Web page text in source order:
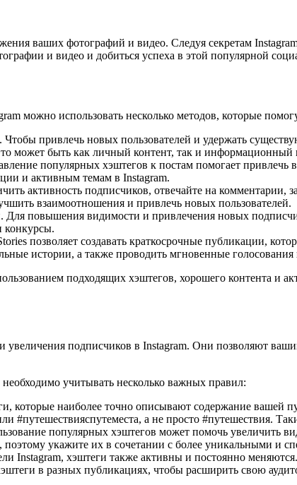
ваших фотографий и видео. Следуя секретам
и видео и добиться успеха в этой популярной
можно использовать несколько методов, которые
Чтобы привлечь новых пользователей и удержать
может быть как личный контент, так и информационный
популярных хэштегов к постам помогает
и активным темам в Instagram.
активность подписчиков, отвечайте на
взаимоотношения и привлечь новых пользователей.
Для повышения видимости и привлечения новых
конкурсы.
позволяет создавать краткосрочные публикации,
истории, а также проводить мгновенные
подходящих хэштегов, хорошего контента и
подписчиков в Instagram. Они позволяют
учитывать несколько важных правил:
которые наиболее точно описывают содержание
#путешествияспутеместа, а не просто #путешествия.
популярных хэштегов может помочь увеличить
укажите их в сочетании с более уникальными и
Instagram, хэштеги также активны и постоянно
в разных публикациях, чтобы расширить свою